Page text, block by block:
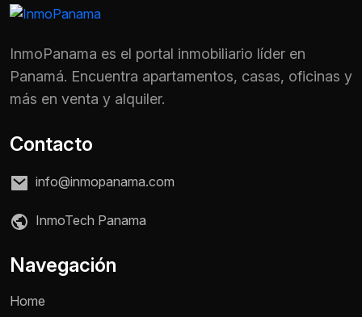
InmoPanama es el portal inmobiliario líder en
Panamá. Encuentra apartamentos, casas, oficinas y
más en venta y alquiler.
Contacto
info@inmopanama.com
InmoTech Panama
Navegación
Home